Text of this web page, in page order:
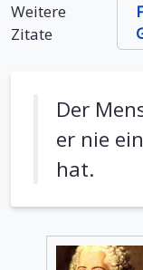
Weitere
Zitate
Der
er nie
hat.